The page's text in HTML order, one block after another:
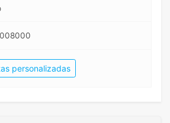
personalizadas